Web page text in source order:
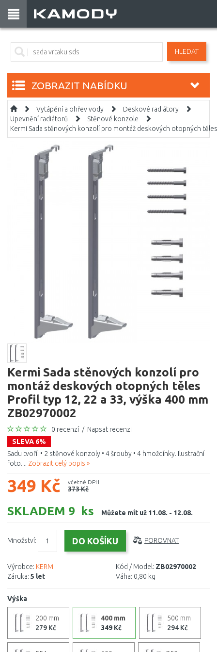
HLEDAT
ZOBRAZIT NABÍDKU
Vytápění a ohřev vody
Deskové radiátory
Upevnění radiátorů
Stěnové konzole
Kermi Sada stěnových konzolí pro montáž deskových otopných
Kermi Sada stěnových konzolí pro
montáž deskových otopných těles
Profil typ 12, 22 a 33, výška 400 mm
ZB02970002
0 recenzí / Napsat recenzi
SLEVA 6%
Sadu tvoří: • 2 stěnové konzoly • 4 šrouby • 4 hmoždínky. Ilustrační
foto.... Zobrazit celý popis »
349 Kč včetně DPH
373 Kč
SKLADEM 9 ks Můžete mít už 11.08. - 12.08.
Množství: POROVNAT
Výrobce: KERMI
Záruka: 5 let
Kód / Model: ZB02970002
Váha: 0,80 kg
Výška
200 mm
279 Kč
400 mm
349 Kč
500 mm
294 Kč